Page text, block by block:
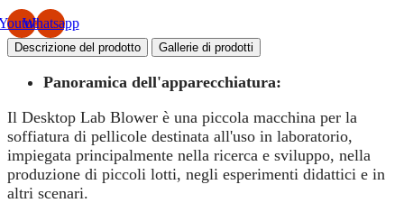
Whatsapp
Descrizione del prodotto Gallerie di prodotti
Panoramica dell'apparecchiatura:
Il Desktop Lab Blower è una piccola macchina per la
soffiatura di pellicole destinata all'uso in laboratorio,
impiegata principalmente nella ricerca e sviluppo, nella
produzione di piccoli lotti, negli esperimenti didattici e in
altri scenari.